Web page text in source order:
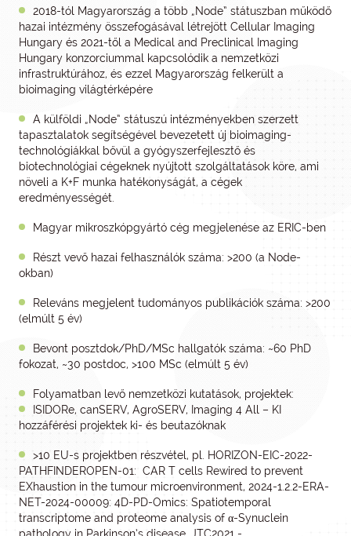
2018-tól Magyarország a több „Node” státuszban működő
hazai intézmény összefogásával létrejött Cellular Imaging
Hungary és 2021-től a Medical and Preclinical Imaging
Hungary konzorciummal kapcsolódik a nemzetközi
infrastruktúrához, és ezzel Magyarország felkerült a
bioimaging világtérképére
A külföldi „Node” státuszú intézményekben szerzett
tapasztalatok segítségével bevezetett új bioimaging-
technológiákkal bővül a gyógyszerfejlesztő és
biotechnológiai cégeknek nyújtott szolgáltatások köre, ami
növeli a K+F munka hatékonyságát, a cégek
eredményességét.
Magyar mikroszkópgyártó cég megjelenése az ERIC-ben
Részt vevő hazai felhasználók száma: >200 (a Node-
okban)
Releváns megjelent tudományos publikációk száma: >200
(elmúlt 5 év)
Bevont posztdok/PhD/MSc hallgatók száma: ~60 PhD
fokozat, ~30 postdoc, >100 MSc (elmúlt 5 év)
Folyamatban levő nemzetközi kutatások, projektek:
ISIDORe, canSERV, AgroSERV, Imaging 4 All – KI
hozzáférési projektek ki- és beutazóknak
>10 EU-s projektben részvétel, pl. HORIZON-EIC-2022-
PATHFINDEROPEN-01: CAR T cells Rewired to prevent
EXhaustion in the tumour microenvironment, 2024-1.2.2-ERA-
NET-2024-00009: 4D-PD-Omics: Spatiotemporal
transcriptome and proteome analysis of α-Synuclein